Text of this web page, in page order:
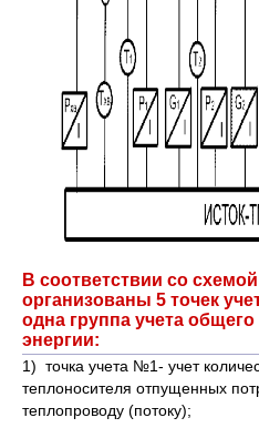
В соответствии со
организованы 5 точек
одна группа учета
энергии:
1) точка учета №1- учет
теплоносителя отпущенных
теплопроводу (потоку);